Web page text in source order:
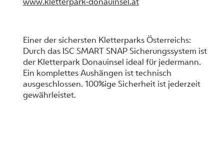
Einer der sichersten Kletterparks Österreichs:
Durch das ISC SMART SNAP Sicherungssystem ist
der Kletterpark Donauinsel ideal für jedermann.
Ein komplettes Aushängen ist technisch
ausgeschlossen. 100%ige Sicherheit ist jederzeit
gewährleistet.